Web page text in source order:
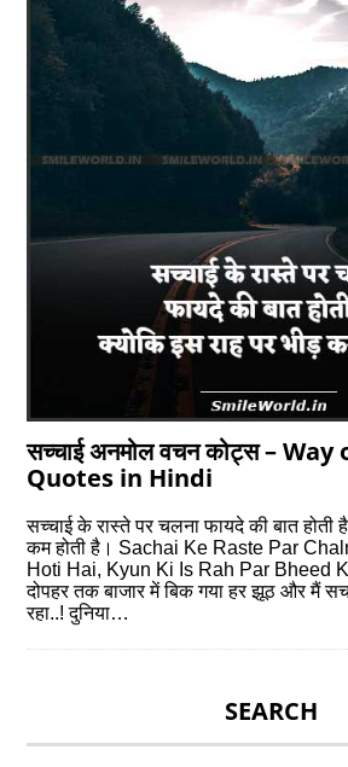
सच्चाई अनमोल वचन कोट्स –
Quotes in Hindi
सच्चाई के रास्ते पर चलना फायदे की बात होती
कम होती है। Sachai Ke Raste Par
Hoti Hai, Kyun Ki Is Rah Par Bheed
दोपहर तक बाजार में बिक गया हर झूठ और मैं
रहा..! दुनिया…
SEARCH